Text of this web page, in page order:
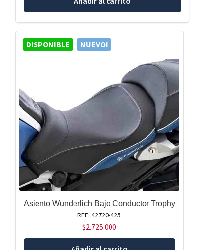
DISPONIBLE NUEVO!
Asiento Wunderlich Bajo Conductor Trophy
REF: 42720-425
$2.725.000